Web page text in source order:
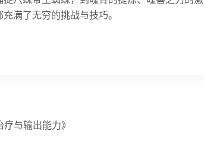
满了无穷的挑战与技巧。
与输出能力》